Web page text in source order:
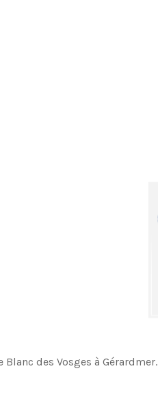
des Vosges à Gérardmer.